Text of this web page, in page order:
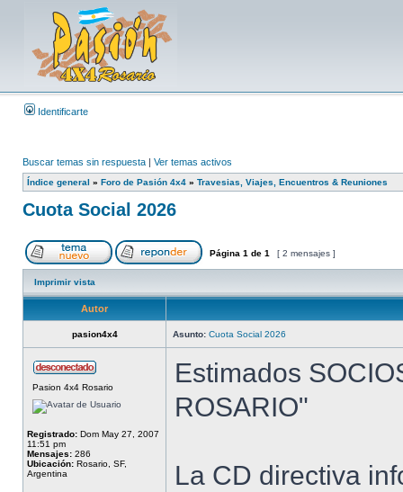
Identificarte
Buscar temas sin respuesta | Ver temas activos
Índice general » Foro de Pasión 4x4 » Travesias, Viajes, Encuentros & Reuniones
Cuota Social 2026
Página 1 de 1 [ 2 mensajes ]
Imprimir vista
Autor
pasion4x4 Asunto: Cuota Social 2026
Pasion 4x4 Rosario
Registrado: Dom May 27, 2007
11:51 pm
Mensajes: 286
Ubicación: Rosario, SF,
Argentina
Estimados
ROSARIO"
La CD directiva